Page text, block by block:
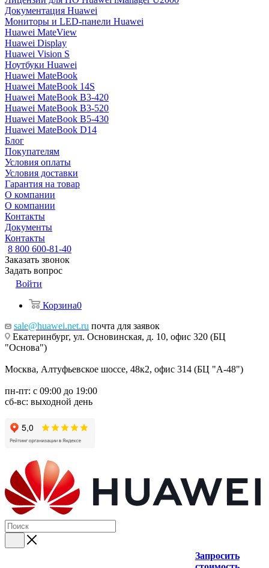
Документация Huawei
Мониторы и LED-панели Huawei
Huawei MateView
Huawei Display
Huawei Vision S
Ноутбуки Huawei
Huawei MateBook
Huawei MateBook 14S
Huawei MateBook B3-420
Huawei MateBook B3-520
Huawei MateBook B5-430
Huawei MateBook D14
Блог
Покупателям
Условия оплаты
Условия доставки
Гарантия на товар
О компании
О компании
Контакты
Документы
Контакты
8 800 600-81-40
Заказать звонок
Задать вопрос
Войти
Корзина0
sale@huawei.net.ru почта для заявок
Екатеринбург, ул. Основинская, д. 10, офис 320 (БЦ
"Основа")
Москва, Алтуфьевское шоссе, 48к2, офис 314 (БЦ "А-48")
пн-пт: с 09:00 до 19:00
сб-вс: выходной день
Запросить